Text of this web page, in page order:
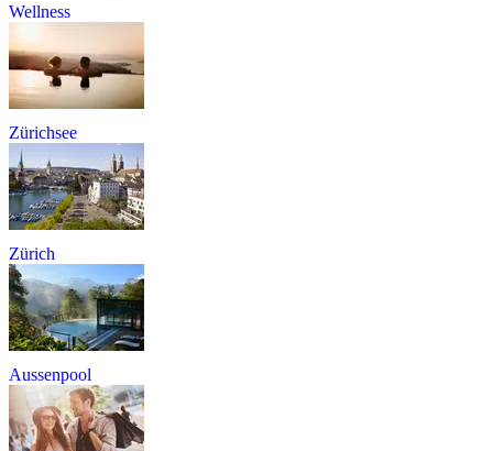
Wellness
Zürichsee
Zürich
Aussenpool